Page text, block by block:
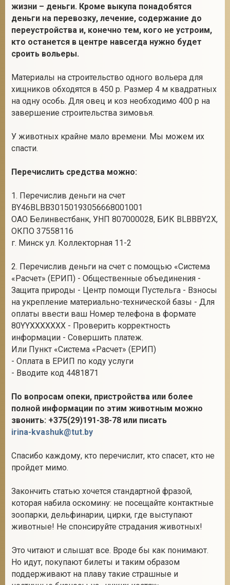
жизни – деньги. Кроме выкупа понадобятся
деньги на перевозку, лечение, содержание до
переустройства и, конечно тем, кого не устроим,
кто останется в центре навсегда нужно будет
сроить вольеры.
Материалы на строительство одного вольера для
хищников обходятся в 450 р. Размер 4 м квадратных
на одну особь. Для овец и коз необходимо 400 р на
завершение строительства зимовья.
У животных крайне мало времени. Мы можем их
спасти.
Перечислить средства можно:
1. Перечислив деньги на счет
BY46BLBB30150193056668001001
ОАО Белинвестбанк, УНП 807000028, БИК ВLBBBY2X,
ОКПО 37558116
г. Минск ул. Коллекторная 11-2
2. Перечислив деньги на счет с помощью «Система
«Расчет» (ЕРИП) - Общественные объединения -
Защита природы - Центр помощи Пустельга - Взносы
на укрепление материально-технической базы - Для
оплаты ввести ваш Номер телефона в формате
80YYXXXXXXX - Проверить корректность
информации - Совершить платеж.
Или Пункт «Система «Расчет» (ЕРИП)
- Оплата в ЕРИП по коду услуги
- Вводите код 4481871
По вопросам опеки, пристройства или более
полной информации по этим животным можно
звонить: +375(29)191-38-78 или писать
irina-kvashuk@tut.by
Спасибо каждому, кто перечислит, кто спасет, кто не
пройдет мимо.
Закончить статью хочется стандартной фразой,
которая набила оскомину: не посещайте контактные
зоопарки, дельфинарии, цирки, где выступают
животные! Не спонсируйте страдания животных!
Это читают и слышат все. Вроде бы как понимают.
Но идут, покупают билеты и таким образом
поддерживают на плаву такие страшные и